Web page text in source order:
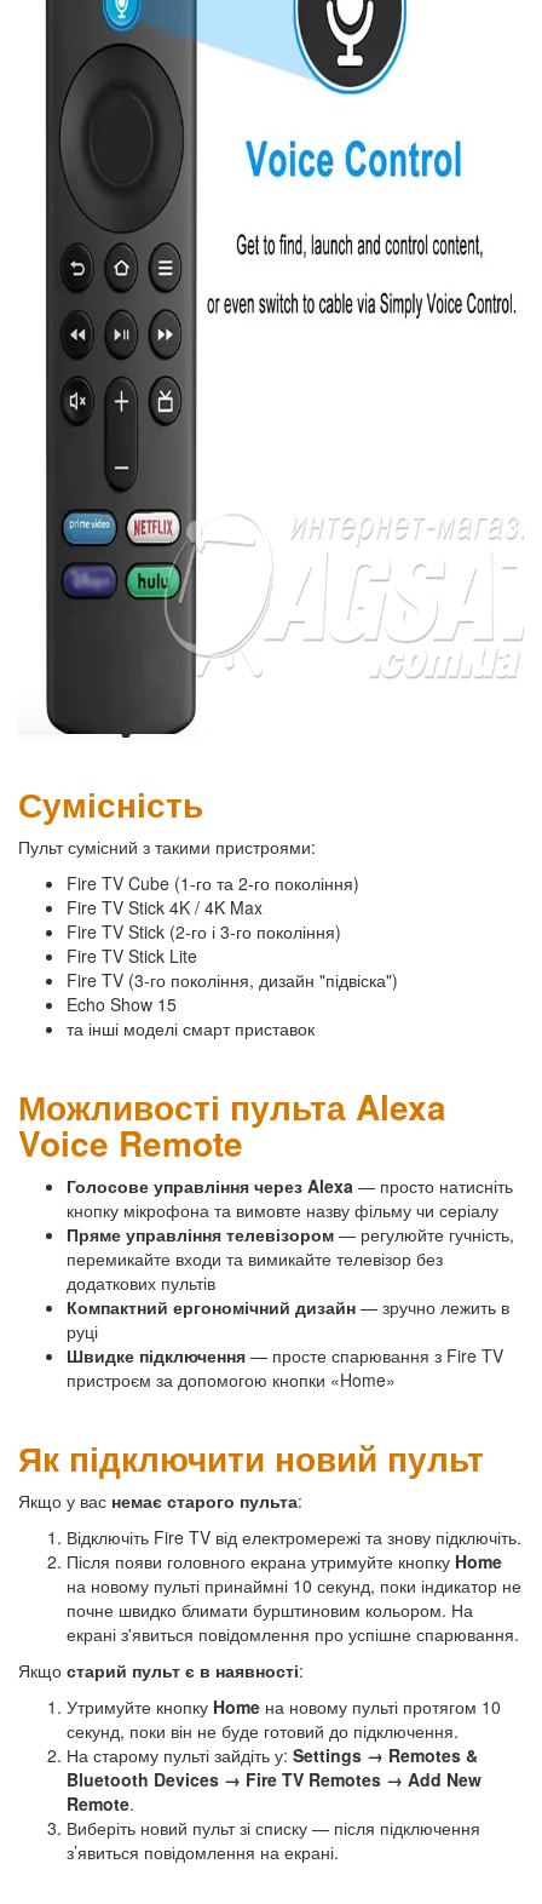
Сумісність
Пульт сумісний з такими пристроями:
Fire TV Cube (1-го та 2-го покоління)
Fire TV Stick 4K / 4K Max
Fire TV Stick (2-го і 3-го покоління)
Fire TV Stick Lite
Fire TV (3-го покоління, дизайн "підвіска")
Echo Show 15
та інші моделі смарт приставок
Можливості пульта Alexa
Voice Remote
Голосове управління через Alexa — просто натисніть
кнопку мікрофона та вимовте назву фільму чи серіалу
Пряме управління телевізором — регулюйте гучність,
перемикайте входи та вимикайте телевізор без
додаткових пультів
Компактний ергономічний дизайн — зручно лежить в
руці
Швидке підключення — просте спарювання з Fire TV
пристроєм за допомогою кнопки «Home»
Як підключити новий пульт
Якщо у вас немає старого пульта:
Відключіть Fire TV від електромережі та знову підключіть.
Після появи головного екрана утримуйте кнопку Home
на новому пульті принаймні 10 секунд, поки індикатор не
почне швидко блимати бурштиновим кольором. На
екрані з'явиться повідомлення про успішне спарювання.
Якщо старий пульт є в наявності:
Утримуйте кнопку Home на новому пульті протягом 10
секунд, поки він не буде готовий до підключення.
На старому пульті зайдіть у: Settings → Remotes &
Bluetooth Devices → Fire TV Remotes → Add New
Remote.
Виберіть новий пульт зі списку — після підключення
з’явиться повідомлення на екрані.